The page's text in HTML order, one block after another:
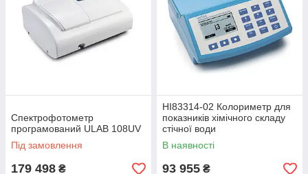
Спектрофотометр
програмований ULAB 108UV
Під замовлення
179 498 ₴
HI83314-02 Колориметр для
показників хімічного складу
стічної води
В наявності
93 955 ₴